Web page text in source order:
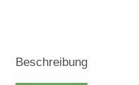
Beschreibung